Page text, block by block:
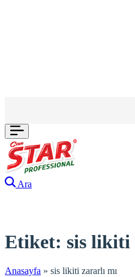
Ara
Etiket: sis likiti
Anasayfa » sis likiti zararlı mı